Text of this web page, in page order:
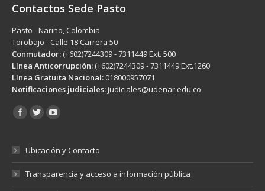
Contactos Sede Pasto
Pasto - Nariño, Colombia
Torobajo - Calle 18 Carrera 50
Conmutador: (+602)7244309 - 7311449 Ext. 500
Línea Anticorrupción: (+602)7244309 - 7311449 Ext.1260
Línea Gratuita Nacional: 018000957071
Notificaciones judiciales:judiciales@udenar.edu.co
Encuéntranos en:
Ubicación y Contacto
Transparencia y acceso a información pública